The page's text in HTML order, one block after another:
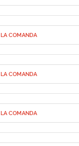
LA COMANDA
LA COMANDA
LA COMANDA